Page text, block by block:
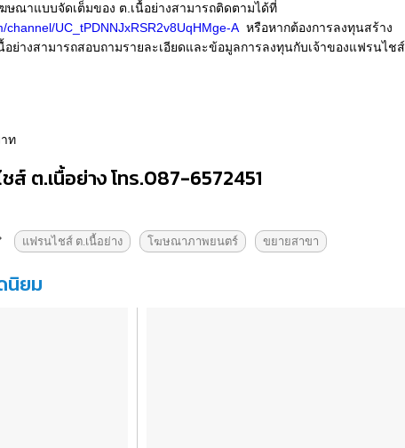
ษณาแบบจัดเต็มของ ต.เนื้อย่างสามารถติดตามได้ที่
channel/UC_tPDNNJxRSR2v8UqHMge-A หรือหากต้องการลงทุนสร้าง
อย่างสามารถสอบถามรายละเอียดและข้อมูลการลงทุนกับเจ้าของแฟรนไชส์
ท
ส์ ต.เนื้อย่าง โทร.087-6572451
แฟรนไชส์ ต.เนื้อย่าง โฆษณาภาพยนตร์ ขยายสาขา
นิยม